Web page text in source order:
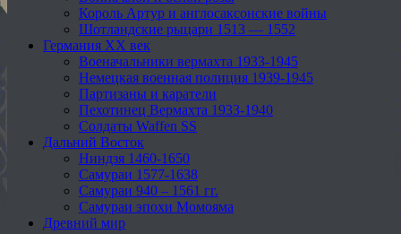
Король Артур и англосаксонские войны
Шотландские рыцари 1513 — 1552
Германия XX век
Военачальники вермахта 1933-1945
Немецкая военная полиция 1939-1945
Партизаны и каратели
Пехотинец Вермахта 1933-1940
Солдаты Waffen SS
Дальний Восток
Ниндзя 1460-1650
Самураи 1577-1638
Самураи 940 – 1561 гг.
Самураи эпохи Момояма
Древний мир